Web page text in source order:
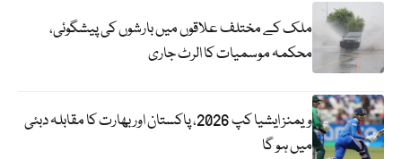
ملک کے مختلف علاقوں میں بارشوں کی پیشگوئی،
محکمہ موسمیات کا الرٹ جاری
ویمنز ایشیا کپ 2026، پاکستان اور بھارت کا مقابلہ دبئی
میں ہو گا